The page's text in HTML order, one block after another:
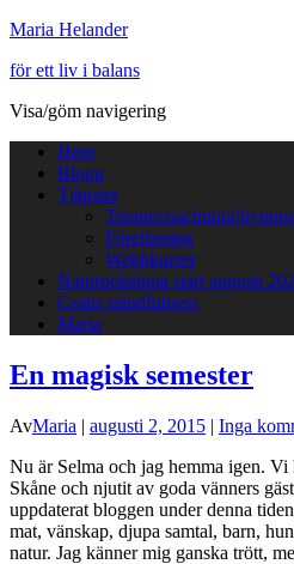
Maria Helander
för ett liv i balans
Visa/göm navigering
Hem
Blogg
Tjänster
Terapi/coachning/hypnos
Föreläsning
Webbkurser
Naturprästinna start augusti
Gratis mindfulness
Maria
En magisk semester
AvMaria | augusti 2, 2015 | Inga
Nu är Selma och jag hemma igen. Vi
Skåne och njutit av goda vänners
uppdaterat bloggen under denna
mat, vänskap, djupa samtal, barn,
natur. Jag känner mig ganska trött,